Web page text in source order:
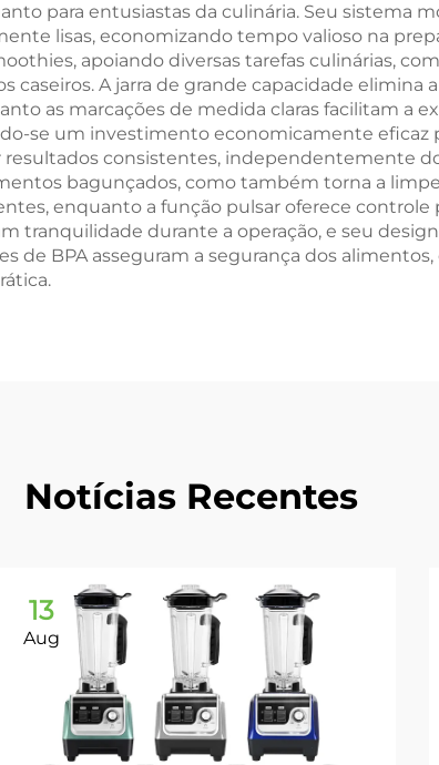
para entusiastas da culinária. Seu sistema
lisas, economizando tempo valioso na
apoiando diversas tarefas culinárias,
A jarra de grande capacidade elimina
as marcações de medida claras facilitam a
se um investimento economicamente eficaz
consistentes, independentemente
bagunçados, como também torna a
enquanto a função pulsar oferece controle
tranquilidade durante a operação, e seu
de BPA asseguram a segurança dos
Notícias Recentes
13
Aug